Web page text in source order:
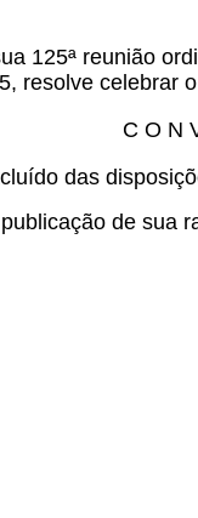
125ª reunião
resolve celebrar
C O N
das
de sua